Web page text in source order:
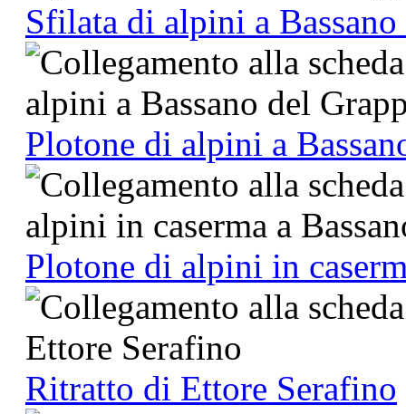
Sfilata di alpini a
Plotone di alpini a
Plotone di alpini in
Ritratto di Ettore Serafino